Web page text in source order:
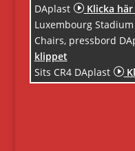
DAplast IKlicka
Luxembourg
Chairs, pressbord
klippet
Sits CR4 DAplast I